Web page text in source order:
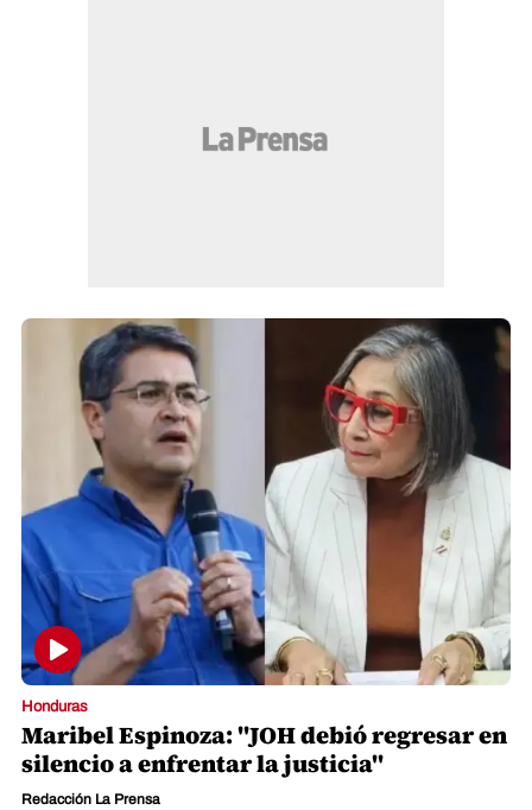
Honduras
Maribel Espinoza: "JOH debió regresar en
silencio a enfrentar la justicia"
Redacción La Prensa